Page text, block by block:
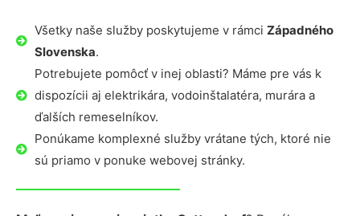
Všetky naše služby poskytujeme v rámci Západného
Slovenska.
Potrebujete pomôcť v inej oblasti? Máme pre vás k
dispozícii aj elektrikára, vodoinštalatéra, murára a
ďalších remeselníkov.
Ponúkame komplexné služby vrátane tých, ktoré nie
sú priamo v ponuke webovej stránky.